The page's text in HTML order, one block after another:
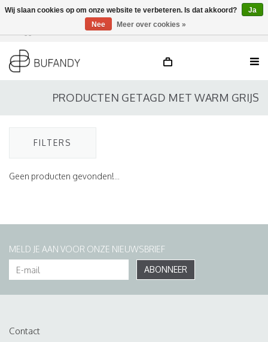
DE / EN
PRODUCTEN GETAGD MET WARM GRIJS
FILTERS
Geen producten gevonden!...
MELD JE AAN VOOR ONZE NIEUWSBRIEF
ABONNEER
Contact
Wij slaan cookies op om onze website te verbeteren. Is dat akkoord?
Ja
Nee
Meer over cookies »